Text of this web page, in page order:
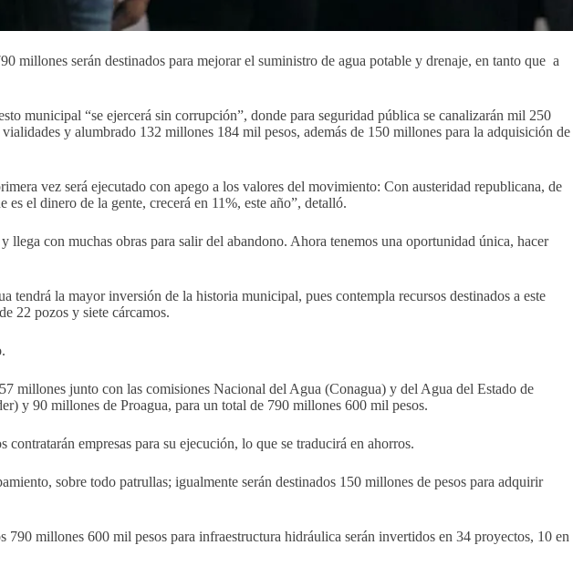
millones serán destinados para mejorar el suministro de agua potable y drenaje, en tanto que a
municipal “se ejercerá sin corrupción”, donde para seguridad pública se canalizarán mil 250
y alumbrado 132 millones 184 mil pesos, además de 150 millones para la adquisición de
vez será ejecutado con apego a los valores del movimiento: Con austeridad republicana, de
el dinero de la gente, crecerá en 11%, este año”, detalló.
con muchas obras para salir del abandono. Ahora tenemos una oportunidad única, hacer
tendrá la mayor inversión de la historia municipal, pues contempla recursos destinados a este
22 pozos y siete cárcamos.
millones junto con las comisiones Nacional del Agua (Conagua) y del Agua del Estado de
y 90 millones de Proagua, para un total de 790 millones 600 mil pesos.
empresas para su ejecución, lo que se traducirá en ahorros.
sobre todo patrullas; igualmente serán destinados 150 millones de pesos para adquirir
millones 600 mil pesos para infraestructura hidráulica serán invertidos en 34 proyectos, 10 en